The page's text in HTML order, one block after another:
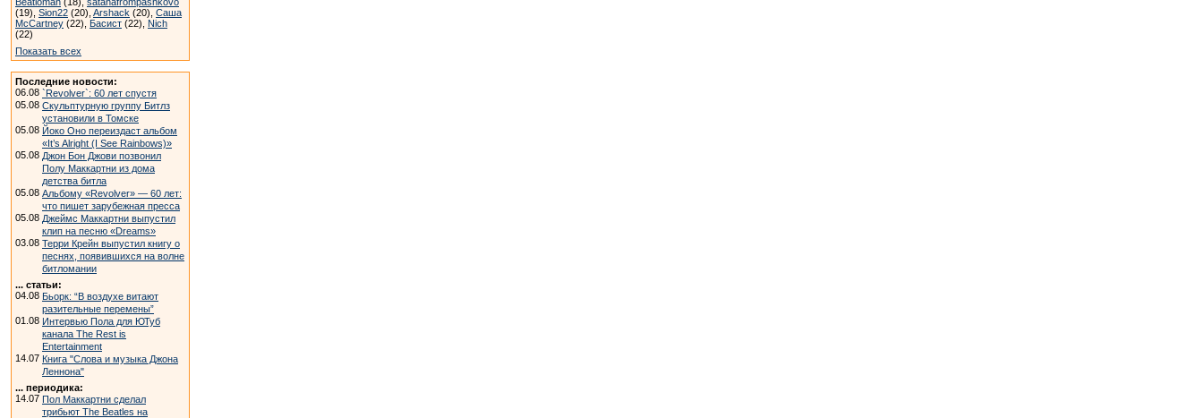
(19), Sion22 (20), Arshack (20), Саша
McCartney (22), Басист (22), Nich
(22)
Показать всех
Последние новости:
06.08 `Revolver`: 60 лет спустя
05.08 Скульптурную группу Битлз
установили в Томске
05.08 Йоко Оно переиздаст альбом
«It’s Alright (I See Rainbows)»
05.08 Джон Бон Джови позвонил
Полу Маккартни из дома
детства битла
05.08 Альбому «Revolver» — 60 лет:
что пишет зарубежная пресса
05.08 Джеймс Маккартни выпустил
клип на песню «Dreams»
03.08 Терри Крейн выпустил книгу о
песнях, появившихся на волне
битломании
... статьи:
04.08 Бьорк: “В воздухе витают
разительные перемены”
01.08 Интервью Пола для ЮТуб
канала The Rest is
Entertainment
14.07 Книга "Слова и музыка Джона
Леннона"
... периодика:
14.07 Пол Маккартни сделал
трибьют The Beatles на